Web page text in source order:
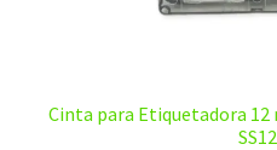
Cinta para Etiquetadora